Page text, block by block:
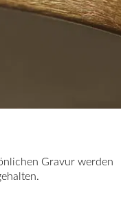
Gravur werden